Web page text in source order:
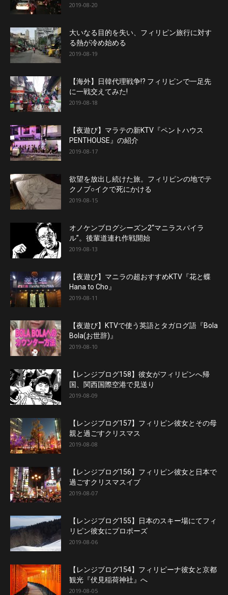
2019-08-20
大いなる目的を失い、フィリピン旅行に対す
る熱が冷め始める
2019-08-19
【海外】日韓代理戦争!? フィリピンで一足先
に一戦交えてみた!
2019-08-18
【夜遊び】マラテの新KTV『ペントハウス
PENTHOUSE』の紹介
2019-08-17
欲望を放出し続けた旅。フィリピンの地でテ
クノブ○イクで死にかける
2019-08-15
オノケンブログシーズン2“マニラスパイラ
ル”。後輩道連れ作戦開始
2019-08-13
【夜遊び】マニラの超おすすめKTV『花と蝶
Hana to Cho』
2019-08-11
【夜遊び】KTVで使う英語とタガログ語『Bola
Bola(お世辞)』
2019-08-10
【レンジブログ158】彼女がフィリピンへ帰
国、関西国際空港で見送り
2019-08-09
【レンジブログ157】フィリピン彼女とその母
親と過ごすクリスマス
2019-08-08
【レンジブログ156】フィリピン彼女と日本で
過ごすクリスマスイブ
2019-08-07
【レンジブログ155】日本のスキー場にてフィ
リピン彼女にプロポーズ
2019-08-06
【レンジブログ154】フィリピーナ彼女と京都
観光『伏見稲荷神社』へ
2019-08-05